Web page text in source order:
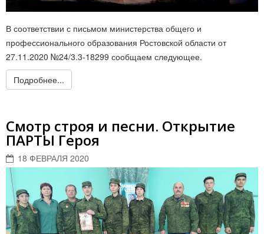
В соответствии с письмом министерства общего и
профессионального образования Ростовской области от
27.11.2020 №24/3.3-18299 сообщаем следующее.
Подробнее...
Смотр строя и песни. Открытие
ПАРТЫ Героя
18 ФЕВРАЛЯ 2020